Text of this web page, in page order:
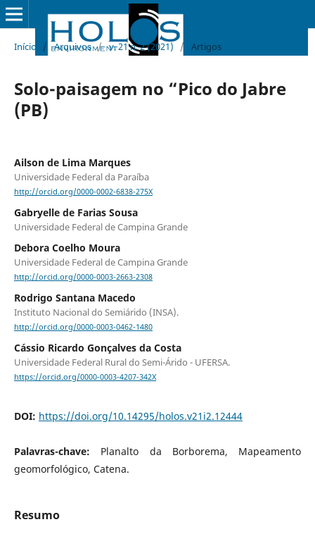
Início / Arquivos / v. 21 n. 2 (2021) / Artigos
Solo-paisagem no “Pico do Jabre
(PB)
Ailson de Lima Marques
Universidade Federal da Paraíba
http://orcid.org/0000-0002-6838-275X
Gabryelle de Farias Sousa
Universidade Federal de Campina Grande
Debora Coelho Moura
Universidade Federal de Campina Grande
http://orcid.org/0000-0003-2663-2308
Rodrigo Santana Macedo
Instituto Nacional do Semiárido (INSA).
http://orcid.org/0000-0003-0462-1480
Cássio Ricardo Gonçalves da Costa
Universidade Federal Rural do Semi-Árido - UFERSA.
https://orcid.org/0000-0003-4207-342X
DOI: https://doi.org/10.14295/holos.v21i2.12444
Palavras-chave: Planalto da Borborema, Mapeamento
geomorfológico, Catena.
Resumo